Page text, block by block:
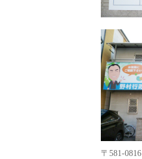
〒581-0816